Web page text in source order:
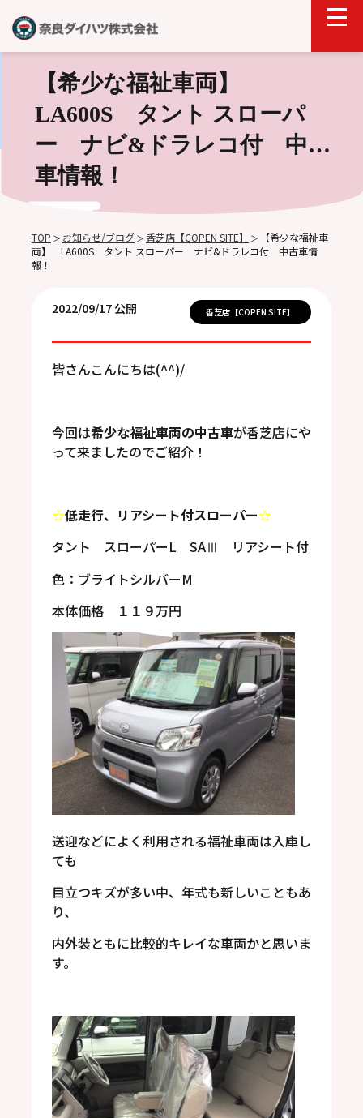
【希少な福祉車両】
LA600S タント スローパ
ー ナビ&ドラレコ付 中古
車情報！
TOP ＞ お知らせ/ブログ ＞ 香芝店【COPEN SITE】 ＞
【希少な福祉車
両】 LA600S タント スローパー ナビ&ドラレコ付 中古車情
報！
2022/09/17 公開 香芝店【COPEN SITE】
皆さんこんにちは(^^)/
今回は希少な福祉車両の中古車が香芝店にや
って来ましたのでご紹介！
☆低走行、リアシート付スローパー☆
タント スローパーL SAⅢ リアシート付
色：ブライトシルバーM
本体価格 １１９万円
送迎などによく利用される福祉車両は入庫し
ても
目立つキズが多い中、年式も新しいこともあ
り、
内外装ともに比較的キレイな車両かと思いま
す。